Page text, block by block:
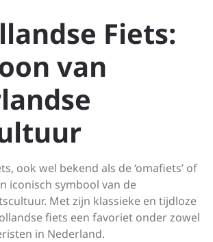
Fiets:
van
ook wel bekend als de ‘omafiets’ of
iconisch symbool van de
Met zijn klassieke en tijdloze
fiets een favoriet onder zowel
in Nederland.